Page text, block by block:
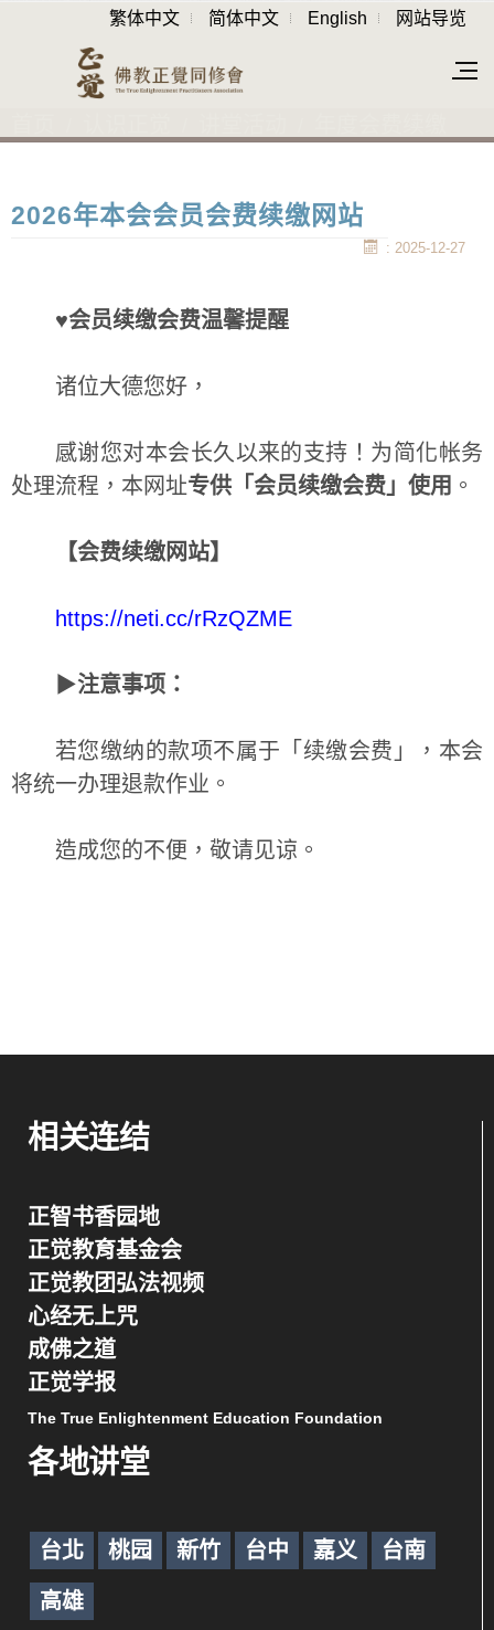
繁体中文 简体中文 English 网站导览
2026年本会会员会费续缴网站
: 2025-12-27
♥︎会员续缴会费温馨提醒
诸位大德您好，
感谢您对本会长久以来的支持！为简化帐务
处理流程，本网址专供「会员续缴会费」使用 。
【会费续缴网站】
https://neti.cc/rRzQZME
▶︎注意事项：
若您缴纳的款项不属于「续缴会费」，本会
将统一办理退款作业。
造成您的不便，敬请见谅。
相关连结
正智书香园地
正觉教育基金会
正觉教团弘法视频
心经无上咒
成佛之道
正觉学报
The True Enlightenment Education Foundation
各地讲堂
台北 桃园 新竹 台中 嘉义 台南
高雄